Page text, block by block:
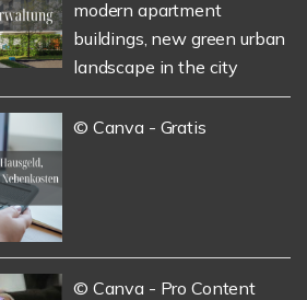
modern apartment
buildings, new green urban
landscape in the city
© Canva - Gratis
© Canva - Pro Content